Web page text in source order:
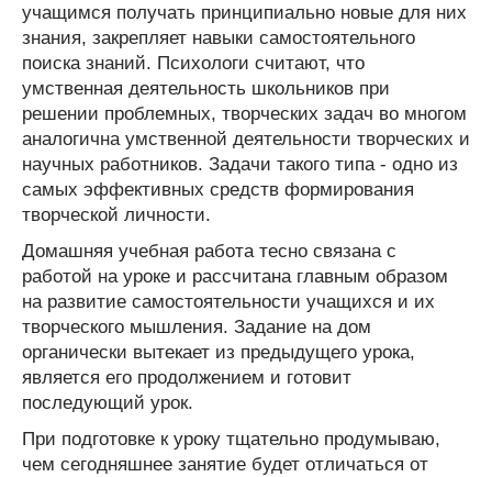
учащимся получать принципиально новые для них
знания, закрепляет навыки самостоятельного
поиска знаний. Психологи считают, что
умственная деятельность школьников при
решении проблемных, творческих задач во многом
аналогична умственной деятельности творческих и
научных работников. Задачи такого типа - одно из
самых эффективных средств формирования
творческой личности.
Домашняя учебная работа тесно связана с
работой на уроке и рассчитана главным образом
на развитие самостоятельности учащихся и их
творческого мышления. Задание на дом
органически вытекает из предыдущего урока,
является его продолжением и готовит
последующий урок.
При подготовке к уроку тщательно продумываю,
чем сегодняшнее занятие будет отличаться от